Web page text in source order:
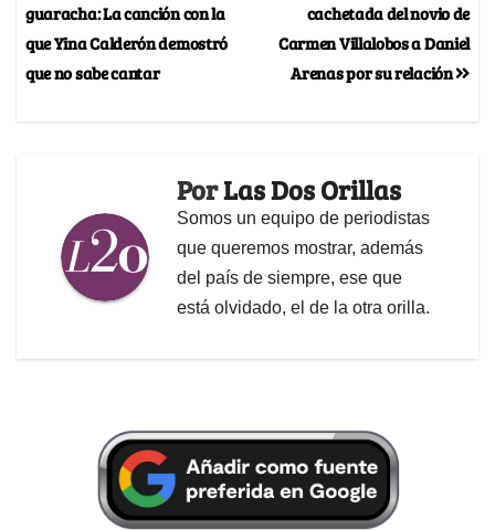
cachetada del novio de
Carmen Villalobos a Daniel
Arenas por su relación
guaracha: La canción con la
que Yina Calderón demostró
que no sabe cantar
PorLas Dos Orillas
Somos un equipo de periodistas
que queremos mostrar, además
del país de siempre, ese que
está olvidado, el de la otra orilla.